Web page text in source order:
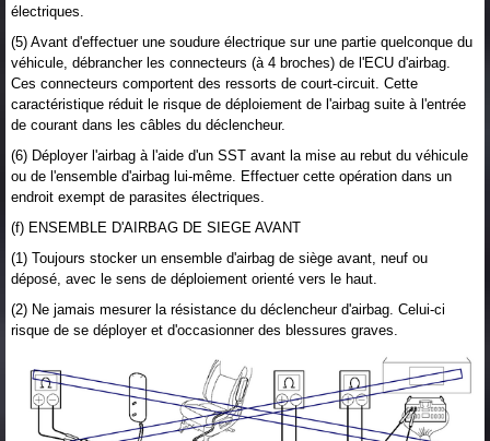
électriques.
(5) Avant d'effectuer une soudure électrique sur une partie quelconque du
véhicule, débrancher les connecteurs (à 4 broches) de l'ECU d'airbag.
Ces connecteurs comportent des ressorts de court-circuit. Cette
caractéristique réduit le risque de déploiement de l'airbag suite à l'entrée
de courant dans les câbles du déclencheur.
(6) Déployer l'airbag à l'aide d'un SST avant la mise au rebut du véhicule
ou de l'ensemble d'airbag lui-même. Effectuer cette opération dans un
endroit exempt de parasites électriques.
(f) ENSEMBLE D'AIRBAG DE SIEGE AVANT
(1) Toujours stocker un ensemble d'airbag de siège avant, neuf ou
déposé, avec le sens de déploiement orienté vers le haut.
(2) Ne jamais mesurer la résistance du déclencheur d'airbag. Celui-ci
risque de se déployer et d'occasionner des blessures graves.